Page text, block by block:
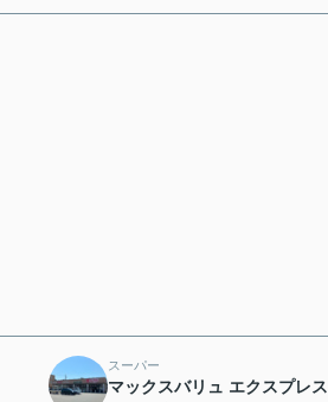
スーパー
マックスバリュ エクスプレ